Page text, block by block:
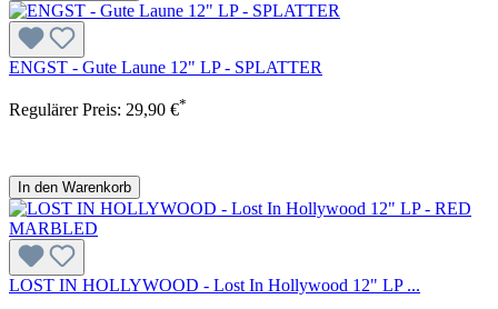
ENGST - Gute Laune 12" LP - SPLATTER
Regulärer Preis: 29,90 €*
In den Warenkorb
LOST IN HOLLYWOOD - Lost In Hollywood 12" LP ...